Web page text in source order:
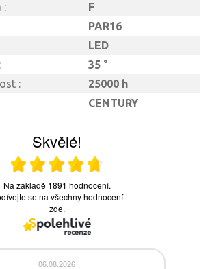
:
F
PAR16
LED
35 °
:
25000 h
CENTURY